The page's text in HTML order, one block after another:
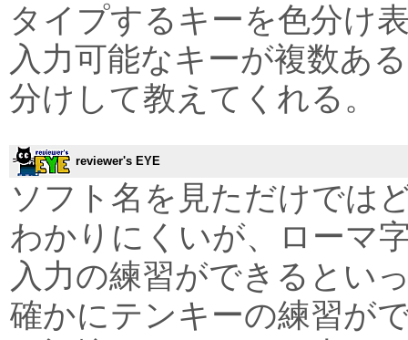
タイプするキーを色分け
入力可能なキーが複数あ
分けして教えてくれる。
reviewer's EYE
ソフト名を見ただけでは
わかりにくいが、ローマ
入力の練習ができるとい
確かにテンキーの練習が